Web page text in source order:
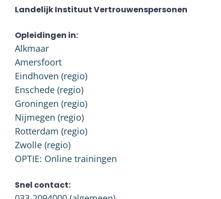
Landelijk Instituut Vertrouwenspersonen
Opleidingen in:
Alkmaar
Amersfoort
Eindhoven (regio)
Enschede (regio)
Groningen (regio)
Nijmegen (regio)
Rotterdam (regio)
Zwolle (regio)
OPTIE: Online trainingen
Snel contact: